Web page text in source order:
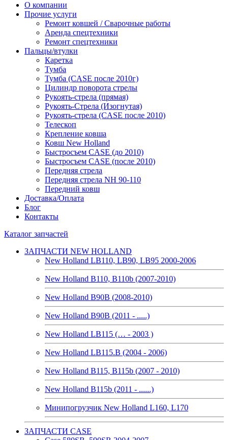
О компании
Прочие услуги
Ремонт ковшей / Сварочные работы
Аренда спецтехники
Ремонт спецтехники
Пальцы/втулки
Каретка
Тумба
Тумба (CASE после 2010г)
Цилиндр поворота стрелы
Рукоять-стрела (прямая)
Рукоять-Стрела (Изогнутая)
Рукоять-стрела (CASE после 2010)
Телескоп
Крепление ковша
Ковш New Holland
Быстросъем CASE (до 2010)
Быстросъем CASE (после 2010)
Передняя стрела
Передняя стрела NH 90-110
Передний ковш
Доставка/Оплата
Блог
Контакты
Каталог запчастей
ЗАПЧАСТИ NEW HOLLAND
New Holland LB110, LB90, LB95 2000-2006
New Holland B110, B110b (2007-2010)
New Holland B90B (2008-2010)
New Holland B90B (2011 - .....)
New Holland LB115 (… - 2003 )
New Holland LB115.B (2004 - 2006)
New Holland B115, B115b (2007 - 2010)
New Holland B115b (2011 - ......)
Минипогрузчик New Holland L160, L170
ЗАПЧАСТИ CASE